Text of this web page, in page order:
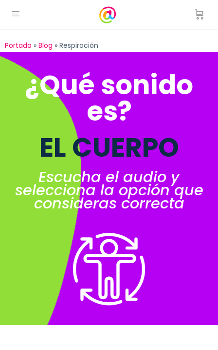
Portada » Blog » Respiración
¿Qué sonido
es?
EL CUERPO
Escucha el audio y
selecciona la opción que
consideras correcta